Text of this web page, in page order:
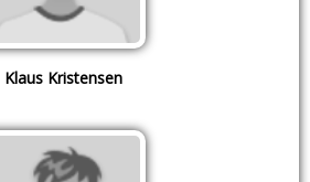
Klaus Kristensen